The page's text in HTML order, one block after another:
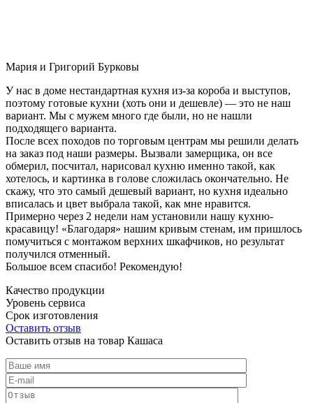
Мария и Григорий Бурковы
У нас в доме нестандартная кухня из-за короба и выступов,
поэтому готовые кухни (хоть они и дешевле) — это не наш
вариант. Мы с мужем много где были, но не нашли
подходящего варианта.
После всех походов по торговым центрам мы решили делать
на заказ под наши размеры. Вызвали замерщика, он все
обмерил, посчитал, нарисовал кухню именно такой, как
хотелось, и картинка в голове сложилась окончательно. Не
скажу, что это самый дешевый вариант, но кухня идеально
вписалась и цвет выбрала такой, как мне нравится.
Примерно через 2 недели нам установили нашу кухню-
красавицу! «Благодаря» нашим кривым стенам, им пришлось
помучиться с монтажом верхних шкафчиков, но результат
получился отменный.
Большое всем спасибо! Рекомендую!
Качество продукции
Уровень сервиса
Срок изготовления
Оставить отзыв
Оставить отзыв на товар Кашаса